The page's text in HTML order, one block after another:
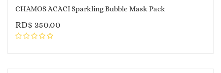
CHAMOS ACACI Sparkling Bubble Mask Pack
RD$ 350.00